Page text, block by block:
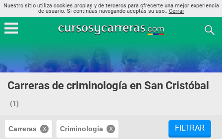
Nuestro sitio utiliza cookies propias y de terceros para ofrecerte una mejor experiencia
de usuario. Si continúas navegando aceptás su uso.. Cerrar
Carreras de criminología en San Cristóbal
(1)
Carreras Criminología FILTRAR